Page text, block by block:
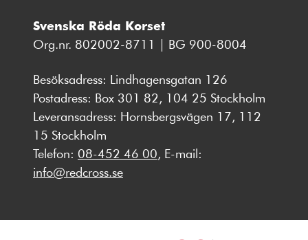
Svenska Röda Korset
Org.nr. 802002-8711 | BG 900-8004
Besöksadress: Lindhagensgatan 126
Postadress: Box 301 82, 104 25 Stockholm
Leveransadress: Hornsbergsvägen 17, 112
15 Stockholm
Telefon: 08-452 46 00, E-mail:
info@redcross.se